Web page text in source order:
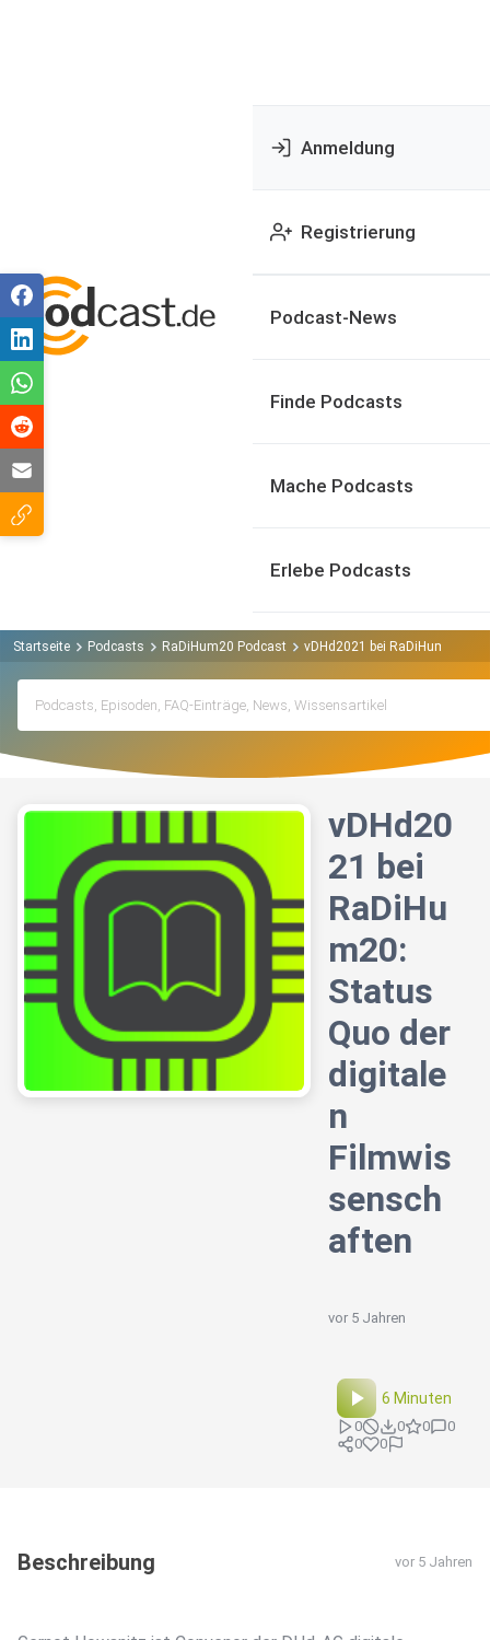
Anmeldung
Registrierung
Podcast-News
Finde Podcasts
Mache Podcasts
Erlebe Podcasts
Startseite Podcasts RaDiHum20 Podcast vDHd2021 bei RaDiHum20:
vDHd20
21 bei
RaDiHu
m20:
Status
Quo der
digitale
n
Filmwis
sensch
aften
vor 5 Jahren
6 Minuten
0 0 0
0
0
0
Beschreibung vor 5 Jahren